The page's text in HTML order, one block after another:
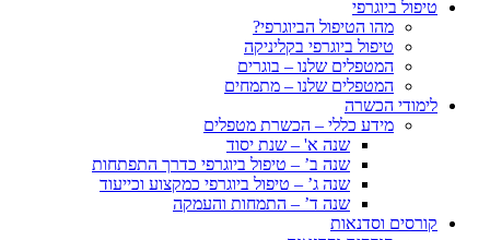
טיפול ביוגרפי
מהו הטיפול הביוגרפי?
טיפול ביוגרפי בקליניקה
המטפלים שלנו – בוגרים
המטפלים שלנו – מתמחים
לימודי הכשרה
מידע כללי – הכשרת מטפלים
שנה א' – שנת יסוד
שנה ב’ – טיפול ביוגרפי כדרך התפתחות
שנה ג’ – טיפול ביוגרפי כמקצוע וכייעוד
שנה ד’ – התמחות והעמקה
קורסים וסדנאות